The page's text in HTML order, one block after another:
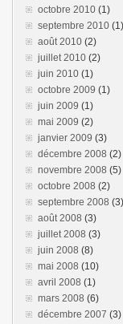
octobre 2010 (1)
septembre 2010 (1)
août 2010 (2)
juillet 2010 (2)
juin 2010 (1)
octobre 2009 (1)
juin 2009 (1)
mai 2009 (2)
janvier 2009 (3)
décembre 2008 (2)
novembre 2008 (5)
octobre 2008 (2)
septembre 2008 (3)
août 2008 (3)
juillet 2008 (3)
juin 2008 (8)
mai 2008 (10)
avril 2008 (1)
mars 2008 (6)
décembre 2007 (3)